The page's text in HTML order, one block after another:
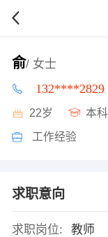
俞/ 女士
132****2829
22岁 本科
工作经验
求职意向
求职岗位:
教师